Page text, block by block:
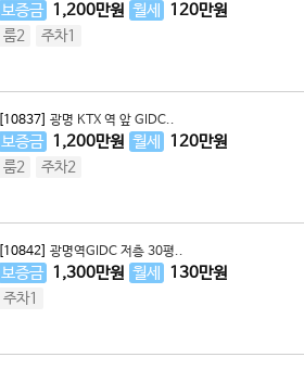
보증금 1,200만원 월세 120만원
룸2 주차1
[10837] 광명 KTX 역 앞 GIDC..
보증금 1,200만원 월세 120만원
룸2 주차2
[10842] 광명역GIDC 저층 30평..
보증금 1,300만원 월세 130만원
주차1